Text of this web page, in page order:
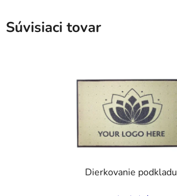
Súvisiaci tovar
Dierkovanie podkladu